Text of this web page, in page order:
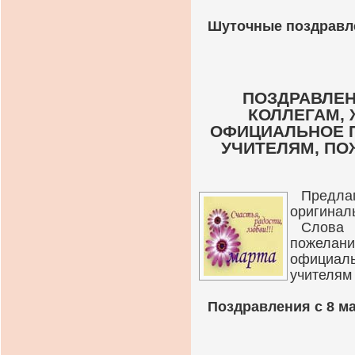
Шуточные
КОЛЛЕГАМ,
ОФИЦИАЛЬНОЕ
УЧИТЕЛЯМ,
Слова
учителям
Поздравления с 8